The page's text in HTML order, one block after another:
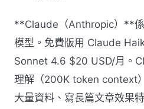
**Claude（Anthropic）**
模型。免費版用 Claude
Sonnet 4.6 $20 USD/月。
理解（200K token context
大量資料、寫長篇文章效果